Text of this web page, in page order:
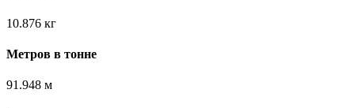
10.876 кг
Метров в тонне
91.948 м